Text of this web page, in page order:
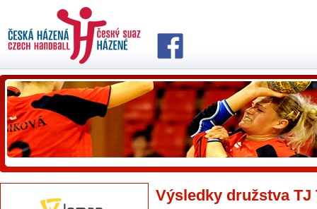
Výsledky družstva TJ